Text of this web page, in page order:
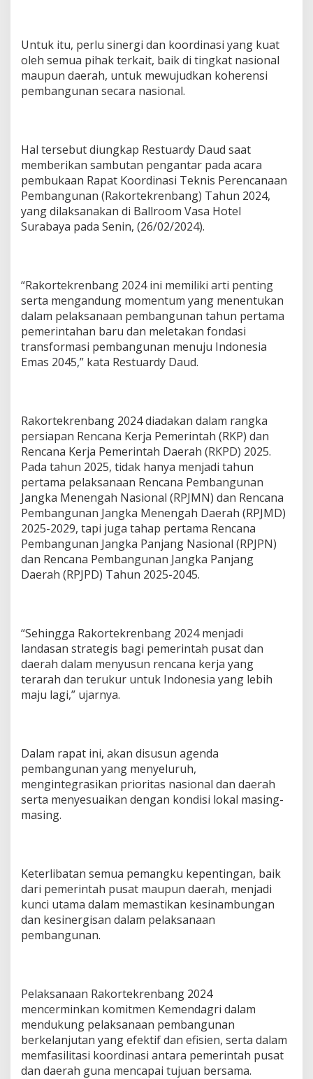
Untuk itu, perlu sinergi dan koordinasi yang kuat
oleh semua pihak terkait, baik di tingkat nasional
maupun daerah, untuk mewujudkan koherensi
pembangunan secara nasional.
Hal tersebut diungkap Restuardy Daud saat
memberikan sambutan pengantar pada acara
pembukaan Rapat Koordinasi Teknis Perencanaan
Pembangunan (Rakortekrenbang) Tahun 2024,
yang dilaksanakan di Ballroom Vasa Hotel
Surabaya pada Senin, (26/02/2024).
“Rakortekrenbang 2024 ini memiliki arti penting
serta mengandung momentum yang menentukan
dalam pelaksanaan pembangunan tahun pertama
pemerintahan baru dan meletakan fondasi
transformasi pembangunan menuju Indonesia
Emas 2045,” kata Restuardy Daud.
Rakortekrenbang 2024 diadakan dalam rangka
persiapan Rencana Kerja Pemerintah (RKP) dan
Rencana Kerja Pemerintah Daerah (RKPD) 2025.
Pada tahun 2025, tidak hanya menjadi tahun
pertama pelaksanaan Rencana Pembangunan
Jangka Menengah Nasional (RPJMN) dan Rencana
Pembangunan Jangka Menengah Daerah (RPJMD)
2025-2029, tapi juga tahap pertama Rencana
Pembangunan Jangka Panjang Nasional (RPJPN)
dan Rencana Pembangunan Jangka Panjang
Daerah (RPJPD) Tahun 2025-2045.
“Sehingga Rakortekrenbang 2024 menjadi
landasan strategis bagi pemerintah pusat dan
daerah dalam menyusun rencana kerja yang
terarah dan terukur untuk Indonesia yang lebih
maju lagi,” ujarnya.
Dalam rapat ini, akan disusun agenda
pembangunan yang menyeluruh,
mengintegrasikan prioritas nasional dan daerah
serta menyesuaikan dengan kondisi lokal masing-
masing.
Keterlibatan semua pemangku kepentingan, baik
dari pemerintah pusat maupun daerah, menjadi
kunci utama dalam memastikan kesinambungan
dan kesinergisan dalam pelaksanaan
pembangunan.
Pelaksanaan Rakortekrenbang 2024
mencerminkan komitmen Kemendagri dalam
mendukung pelaksanaan pembangunan
berkelanjutan yang efektif dan efisien, serta dalam
memfasilitasi koordinasi antara pemerintah pusat
dan daerah guna mencapai tujuan bersama.